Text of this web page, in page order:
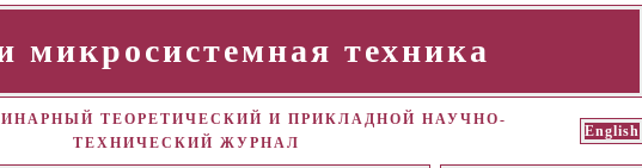
микросистемная техника
ТЕОРЕТИЧЕСКИЙ И ПРИКЛАДНОЙ НАУЧНО-
ТЕХНИЧЕСКИЙ ЖУРНАЛ
English